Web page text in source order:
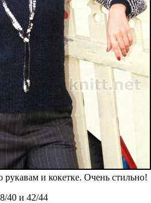
рукавам и кокетке. Очень стильно!
40 и 42/44